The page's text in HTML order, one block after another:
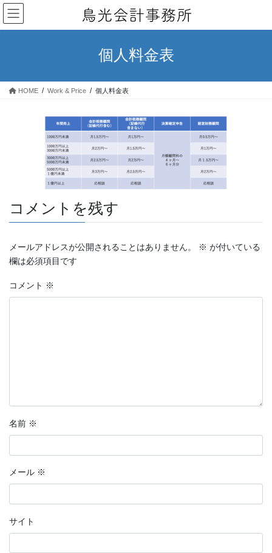
コ
ン
テ
ス
ナ
ビ
ゲ
ン
個人料金表
HOME Work & Price 個人料金表
コメントを残す
メールアドレスが公開されることはありません。 ※ が付いている
欄は必須項目です
コメント ※
名前 ※
メール ※
サイト